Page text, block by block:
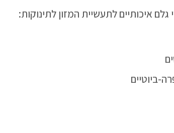
גלם איכותיים לתעשיית המזון לתינוקות: